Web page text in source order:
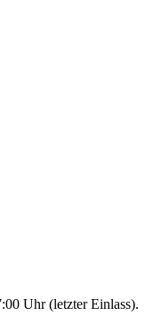
Uhr (letzter Einlass).